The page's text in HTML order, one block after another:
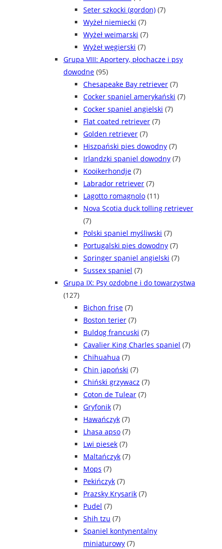
Seter szkocki (gordon) (7)
Wyżeł niemiecki (7)
Wyżeł weimarski (7)
Wyżeł węgierski (7)
Grupa VIII: Aportery, płochacze i psy
dowodne (95)
Chesapeake Bay retriever (7)
Cocker spaniel amerykański (7)
Cocker spaniel angielski (7)
Flat coated retriever (7)
Golden retriever (7)
Hiszpański pies dowodny (7)
Irlandzki spaniel dowodny (7)
Kooikerhondje (7)
Labrador retriever (7)
Lagotto romagnolo (11)
Nova Scotia duck tolling retriever
(7)
Polski spaniel myśliwski (7)
Portugalski pies dowodny (7)
Springer spaniel angielski (7)
Sussex spaniel (7)
Grupa IX: Psy ozdobne i do towarzystwa
(127)
Bichon frise (7)
Boston terier (7)
Buldog francuski (7)
Cavalier King Charles spaniel (7)
Chihuahua (7)
Chin japoński (7)
Chiński grzywacz (7)
Coton de Tulear (7)
Gryfonik (7)
Hawańczyk (7)
Lhasa apso (7)
Lwi piesek (7)
Maltańczyk (7)
Mops (7)
Pekińczyk (7)
Prazsky Krysarik (7)
Pudel (7)
Shih tzu (7)
Spaniel kontynentalny
miniaturowy (7)